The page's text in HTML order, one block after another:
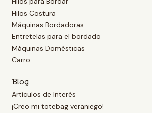
Hilos Costura
Máquinas Bordadoras
Entretelas para el bordado
Máquinas Domésticas
Carro
Blog
Artículos de Interés
¡Creo mi totebag veraniego!